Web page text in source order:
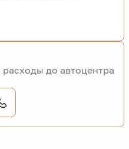
до автоцентра